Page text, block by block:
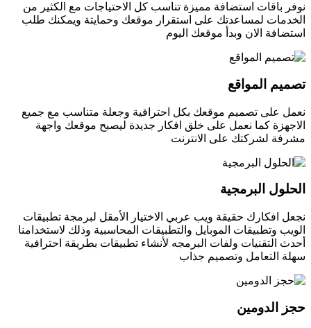
نوفر باقات استضافة مميزة تناسب كل الاحتياجات مع الكثير من
الخدمات لمساعدتك على استقرار موقعك وحمايتة ويمكنك طلب
استضافة الان وبدأ موقعك اليوم
تصميم المواقع
نعمل على تصميم موقعك بكل احترافية وجعلة متناسب مع جميع
الاجهزة كما نعمل على خلق افكار جديدة ليصبح موقعك واجهة
مشرفة لشركتك على الانترنت
الحلول البرمجية
نجعل افكارك حقيقة ويب عربي الاختيار الأمقل لبرمجة تطبيقات
الويب وتطبيقات الموبايل والتطبيقات المحاسبية وذلك لاستخدامنا
أحدث التقنيات ولفات البرمجه لأنشاء تطبيقات بطريقة احترافية
سهلة التعامل وتصميم جذاب
حجز الدومين